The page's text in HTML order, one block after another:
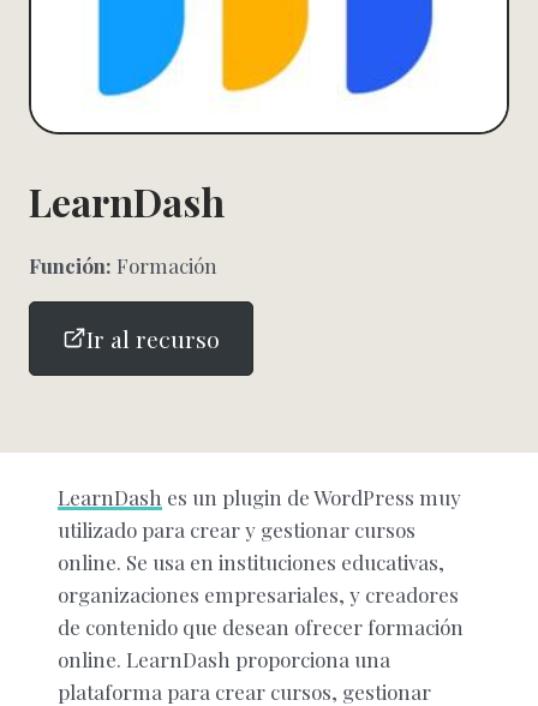
LearnDash
Función: Formación
Ir al recurso
LearnDash es un plugin de WordPress muy
utilizado para crear y gestionar cursos
online. Se usa en instituciones educativas,
organizaciones empresariales, y creadores
de contenido que desean ofrecer formación
online. LearnDash proporciona una
plataforma para crear cursos, gestionar